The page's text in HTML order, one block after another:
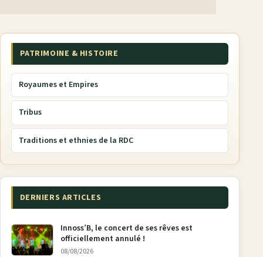
PATRIMOINE & HISTOIRE
Royaumes et Empires
Tribus
Traditions et ethnies de la RDC
DERNIERS ARTICLES
Innoss’B, le concert de ses rêves est
officiellement annulé !
08/08/2026